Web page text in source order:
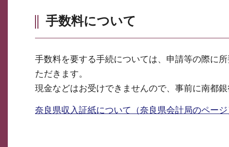
手数料について
手数料を要する手続については、申請等の際に
ただきます。
現金などはお受けできませんので、事前に南都
奈良県収入証紙について（奈良県会計局のページ